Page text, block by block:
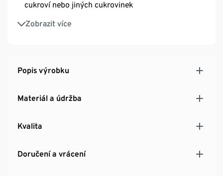
cukroví nebo jiných cukrovinek
Zobrazit více
Hezky ozvláštní jídelní stůl nebo stolek s kávou
Popis výrobku
Materiál a údržba
Kvalita
Doručení a vrácení